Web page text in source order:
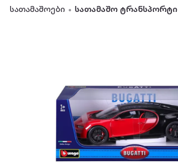
სათამაშოები სათამაშო ტრანსპორტი